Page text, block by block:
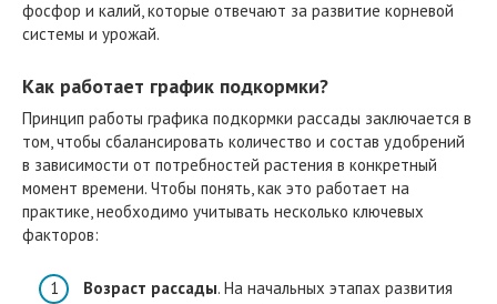
фосфор и калий, которые отвечают за развитие корневой
системы и урожай.
Как работает график подкормки?
Принцип работы графика подкормки рассады заключается в
том, чтобы сбалансировать количество и состав удобрений
в зависимости от потребностей растения в конкретный
момент времени. Чтобы понять, как это работает на
практике, необходимо учитывать несколько ключевых
факторов:
Возраст рассады. На начальных этапах развития